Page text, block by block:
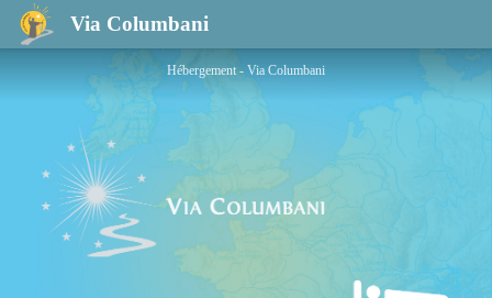
Via Columbani
Domaine de cyclone à Baron
Hébergement - Via Columbani